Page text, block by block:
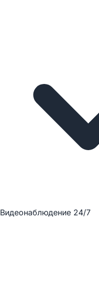
Видеонаблюдение 24/7